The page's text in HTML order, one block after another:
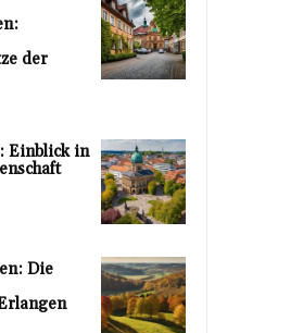
der
Einblick in
Die